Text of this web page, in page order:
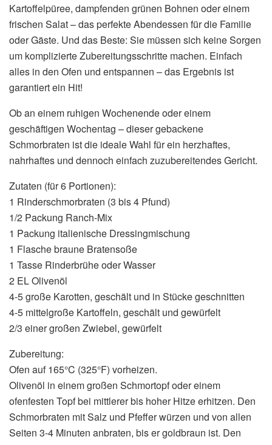
Kartoffelpüree, dampfenden grünen Bohnen oder einem
frischen Salat – das perfekte Abendessen für die Familie
oder Gäste. Und das Beste: Sie müssen sich keine Sorgen
um komplizierte Zubereitungsschritte machen. Einfach
alles in den Ofen und entspannen – das Ergebnis ist
garantiert ein Hit!
Ob an einem ruhigen Wochenende oder einem
geschäftigen Wochentag – dieser gebackene
Schmorbraten ist die ideale Wahl für ein herzhaftes,
nahrhaftes und dennoch einfach zuzubereitendes Gericht.
Zutaten (für 6 Portionen):
1 Rinderschmorbraten (3 bis 4 Pfund)
1/2 Packung Ranch-Mix
1 Packung italienische Dressingmischung
1 Flasche braune Bratensoße
1 Tasse Rinderbrühe oder Wasser
2 EL Olivenöl
4-5 große Karotten, geschält und in Stücke geschnitten
4-5 mittelgroße Kartoffeln, geschält und gewürfelt
2/3 einer großen Zwiebel, gewürfelt
Zubereitung:
Ofen auf 165°C (325°F) vorheizen.
Olivenöl in einem großen Schmortopf oder einem
ofenfesten Topf bei mittlerer bis hoher Hitze erhitzen. Den
Schmorbraten mit Salz und Pfeffer würzen und von allen
Seiten 3-4 Minuten anbraten, bis er goldbraun ist. Den